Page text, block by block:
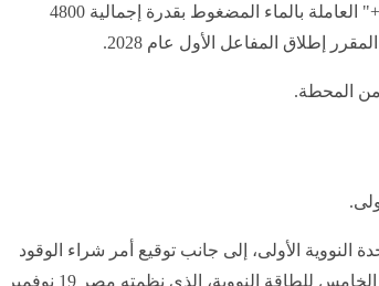
- تضم محطة الضبعة 4 مفاعلات من الجيل "3+" العاملة بالماء المضغوط بقدرة إجمالية 4800
النووية الأولى، إلى جانب توقيع أمر شراء الوقود
النووي، تزامن مع احتفال مصر بالعيد السنوي الخامس للطاقة النووية، الذي نظمته مصر 19 نوفمبر